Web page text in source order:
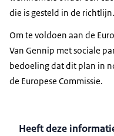
die is gesteld in de richtlijn.
Om te voldoen aan de
Van Gennip met sociale
bedoeling dat dit plan in
de Europese Commissie.
Heeft deze